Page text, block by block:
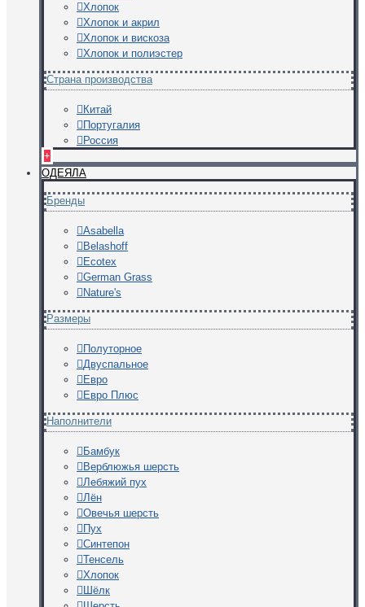
Хлопок
Хлопок и акрил
Хлопок и вискоза
Хлопок и полиэстер
Страна производства
Китай
Португалия
Россия
+
ОДЕЯЛА
Бренды
Asabella
Belashoff
Ecotex
German Grass
Nature's
Размеры
Полуторное
Двуспальное
Евро
Евро Плюс
Наполнители
Бамбук
Верблюжья шерсть
Лебяжий пух
Лён
Овечья шерсть
Пух
Синтепон
Тенсель
Хлопок
Шёлк